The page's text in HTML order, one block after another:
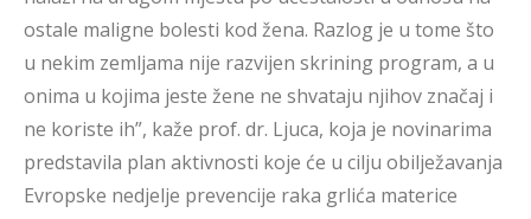
ostale maligne bolesti kod žena. Razlog je u tome što
u nekim zemljama nije razvijen skrining program, a u
onima u kojima jeste žene ne shvataju njihov značaj i
ne koriste ih”, kaže prof. dr. Ljuca, koja je novinarima
predstavila plan aktivnosti koje će u cilju obilježavanja
Evropske nedjelje prevencije raka grlića materice